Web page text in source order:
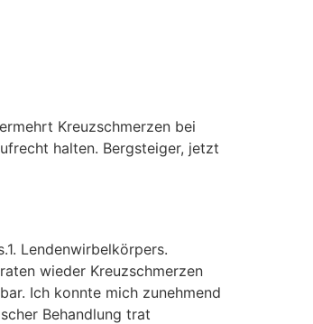
Kreuzschmerzen bei
halten. Bergsteiger, jetzt
Lendenwirbelkörpers.
wieder Kreuzschmerzen
Ich konnte mich zunehmend
Behandlung trat